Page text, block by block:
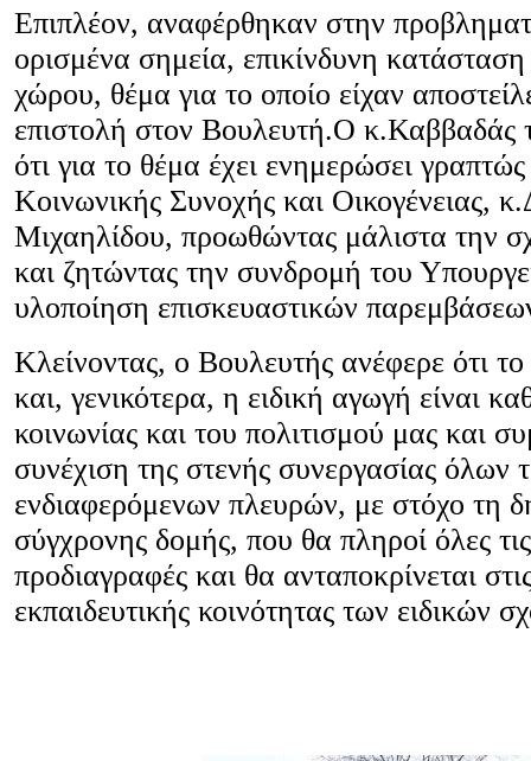
Επιπλέον, αναφέρθηκαν στην
ορισμένα σημεία, επικίνδυνη
χώρου, θέμα για το οποίο είχαν
επιστολή στον Βουλευτή.Ο κ.Καββαδάς
ότι για το θέμα έχει ενημερώσει
Κοινωνικής Συνοχής και Οικογένειας,
Μιχαηλίδου, προωθώντας μάλιστα την
και ζητώντας την συνδρομή του
υλοποίηση επισκευαστικών
Κλείνοντας, ο Βουλευτής ανέφερε ότι το
και, γενικότερα, η ειδική αγωγή είναι
κοινωνίας και του πολιτισμού μας και
συνέχιση της στενής συνεργασίας όλων
ενδιαφερόμενων πλευρών, με στόχο τη
σύγχρονης δομής, που θα πληροί όλες
προδιαγραφές και θα ανταποκρίνεται
εκπαιδευτικής κοινότητας των ειδικών